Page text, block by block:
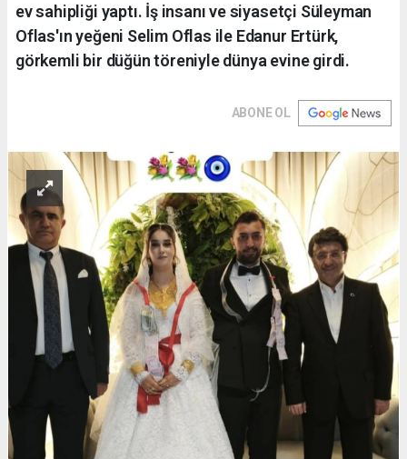
ev sahipliği yaptı. İş insanı ve siyasetçi Süleyman
Oflas'ın yeğeni Selim Oflas ile Edanur Ertürk,
görkemli bir düğün töreniyle dünya evine girdi.
ABONE OL